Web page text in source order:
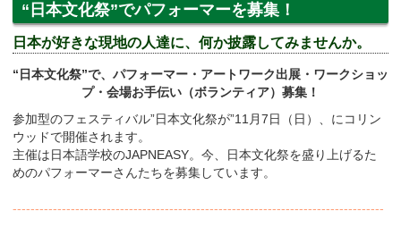
“日本文化祭”でパフォーマーを募集！
日本が好きな現地の人達に、何か披露してみませんか。
“日本文化祭”で、パフォーマー・アートワーク出展・ワークショッ
プ・会場お手伝い（ボランティア）募集！
参加型のフェスティバル”日本文化祭が”11月7日（日）、にコリン
ウッドで開催されます。
主催は日本語学校のJAPNEASY。今、日本文化祭を盛り上げるた
めのパフォーマーさんたちを募集しています。
-----------------------------------------------------------------------------------